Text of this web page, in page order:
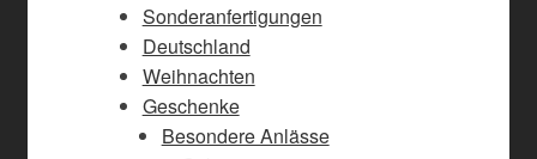
Sonderanfertigungen
Deutschland
Weihnachten
Geschenke
Besondere Anlässe